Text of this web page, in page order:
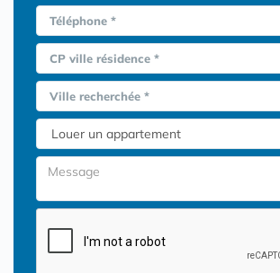
Téléphone *
CP ville résidence *
Ville recherchée *